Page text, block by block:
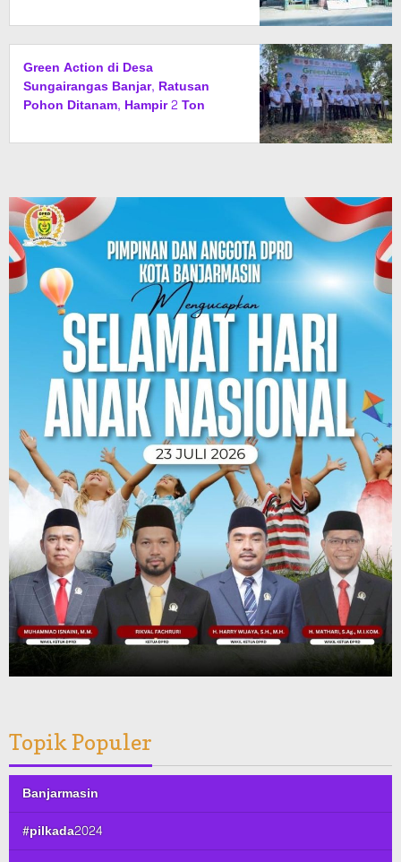
Green Action di Desa
Sungairangas Banjar, Ratusan
Pohon Ditanam, Hampir 2 Ton
dengan Sembako
Topik Populer
Banjarmasin
#pilkada2024